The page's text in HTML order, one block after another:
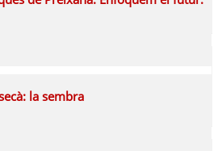
la sembra